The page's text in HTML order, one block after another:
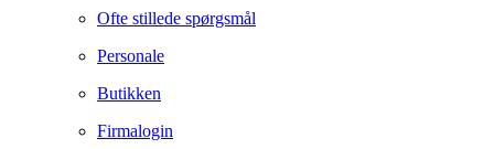
Ofte stillede spørgsmål
Personale
Butikken
Firmalogin